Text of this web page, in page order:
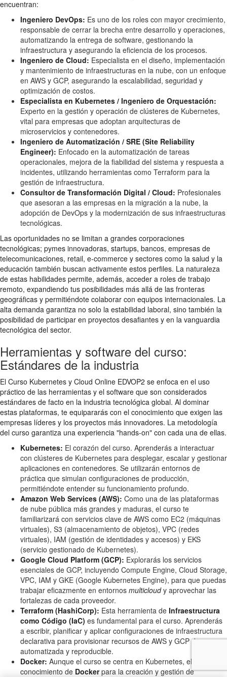
encuentran:
Ingeniero DevOps: Es uno de los roles con mayor crecimiento,
responsable de cerrar la brecha entre desarrollo y operaciones,
automatizando la entrega de software, gestionando la
infraestructura y asegurando la eficiencia de los procesos.
Ingeniero de Cloud: Especialista en el diseño, implementación
y mantenimiento de infraestructuras en la nube, con un enfoque
en AWS y GCP, asegurando la escalabilidad, seguridad y
optimización de costos.
Especialista en Kubernetes / Ingeniero de Orquestación:
Experto en la gestión y operación de clústeres de Kubernetes,
vital para empresas que adoptan arquitecturas de
microservicios y contenedores.
Ingeniero de Automatización / SRE (Site Reliability
Engineer): Enfocado en la automatización de tareas
operacionales, mejora de la fiabilidad del sistema y respuesta a
incidentes, utilizando herramientas como Terraform para la
gestión de infraestructura.
Consultor de Transformación Digital / Cloud: Profesionales
que asesoran a las empresas en la migración a la nube, la
adopción de DevOps y la modernización de sus infraestructuras
tecnológicas.
Las oportunidades no se limitan a grandes corporaciones
tecnológicas; pymes innovadoras, startups, bancos, empresas de
telecomunicaciones, retail, e-commerce y sectores como la salud y la
educación también buscan activamente estos perfiles. La naturaleza
de estas habilidades permite, además, acceder a roles de trabajo
remoto, expandiendo tus posibilidades más allá de las fronteras
geográficas y permitiéndote colaborar con equipos internacionales. La
alta demanda garantiza no solo la estabilidad laboral, sino también la
posibilidad de participar en proyectos desafiantes y en la vanguardia
tecnológica del sector.
Herramientas y software del curso:
Estándares de la industria
El Curso Kubernetes y Cloud Online EDVOP2 se enfoca en el uso
práctico de las herramientas y el software que son considerados
estándares de facto en la industria tecnológica global. Al dominar
estas plataformas, te equipararás con el conocimiento que exigen las
empresas líderes y los proyectos más innovadores. La metodología
del curso garantiza una experiencia "hands-on" con cada una de ellas.
Kubernetes: El corazón del curso. Aprenderás a interactuar
con clústeres de Kubernetes para desplegar, escalar y gestionar
aplicaciones en contenedores. Se utilizarán entornos de
práctica que simulan configuraciones de producción,
permitiéndote entender su funcionamiento profundo.
Amazon Web Services (AWS): Como una de las plataformas
de nube pública más grandes y maduras, el curso te
familiarizará con servicios clave de AWS como EC2 (máquinas
virtuales), S3 (almacenamiento de objetos), VPC (redes
virtuales), IAM (gestión de identidades y accesos) y EKS
(servicio gestionado de Kubernetes).
Google Cloud Platform (GCP): Explorarás los servicios
esenciales de GCP, incluyendo Compute Engine, Cloud Storage,
VPC, IAM y GKE (Google Kubernetes Engine), para que puedas
trabajar eficazmente en entornos multicloudy aprovechar las
fortalezas de cada proveedor.
Terraform (HashiCorp): Esta herramienta de Infraestructura
como Código (IaC) es fundamental para el curso. Aprenderás
a escribir, planificar y aplicar configuraciones de infraestructura
declarativa para provisionar recursos de AWS y GCP de manera
automatizada y reproducible.
Docker: Aunque el curso se centra en Kubernetes, el
conocimiento de Dockerpara la creación y gestión de